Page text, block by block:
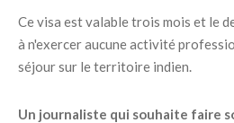
Ce visa est valable trois mois et le
à n'exercer aucune activité
séjour sur le territoire indien.
Un journaliste qui souhaite faire